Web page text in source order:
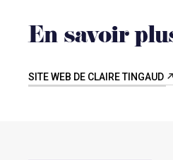
En savoir
SITE WEB DE CLAIRE TINGAUD